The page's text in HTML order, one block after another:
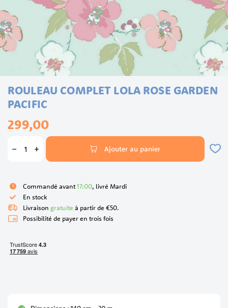
the
beginning
the
gallery
ROULEAU COMPLET LOLA ROSE GARDEN
PACIFIC
299,00
Ajouter au panier
Commandé avant17:00, livré Mardi
En stock
Livraison gratuite à partir de €50.
Possibilité de payer en trois fois